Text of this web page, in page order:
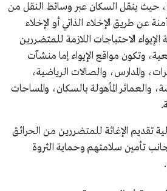
حيث ينقل السكان عبر وسائط النقل من
عن طريق الإخلاء الذاتي أو الإخلاء
الاحتياجات اللازمة للمتضررين
وتكون مواقع الإيواء إما منشآت
والمدارس، والصالات الرياضية،
والعمائر المأهولة بالسكان، والمساحات
تقديم الإغاثة للمتضررين من الحرائق
تأمين سلامتهم وحماية الثروة